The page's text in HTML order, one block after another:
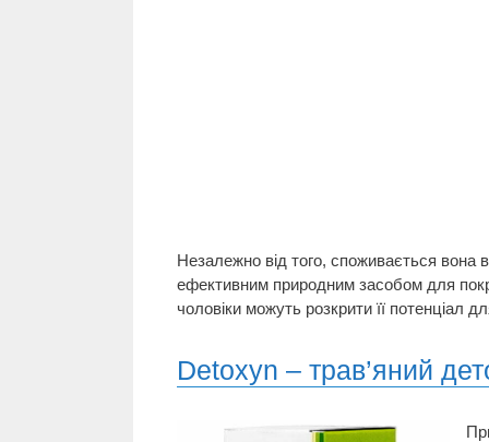
Незалежно від того, споживається вона
ефективним природним засобом для
чоловіки можуть розкрити її потенціал
Detoxyn – трав’яний